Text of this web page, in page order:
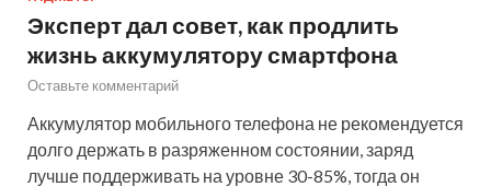
Эксперт дал совет, как продлить
жизнь аккумулятору смартфона
Оставьте комментарий
Аккумулятор мобильного телефона не рекомендуется
долго держать в разряженном состоянии, заряд
лучше поддерживать на уровне 30-85%, тогда он